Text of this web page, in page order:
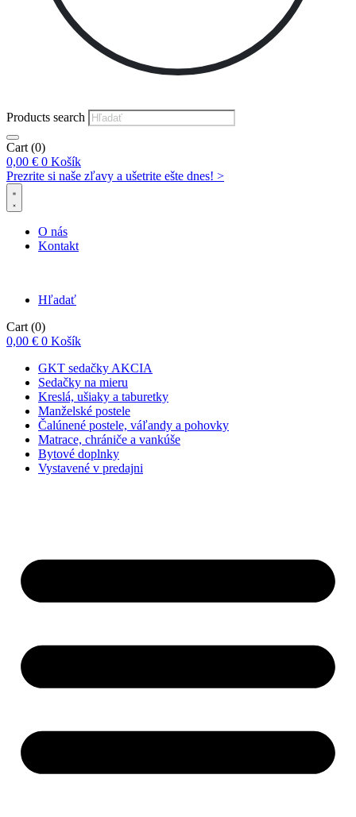
Products search
Cart (0)
0,00 € 0 Košík
Prezrite si naše zľavy a ušetrite ešte dnes! >​
O nás
Kontakt
Hľadať
Cart (0)
0,00 € 0 Košík
GKT sedačky AKCIA
Sedačky na mieru
Kreslá, ušiaky a taburetky
Manželské postele
Čalúnené postele, váľandy a pohovky
Matrace, chrániče a vankúše
Bytové doplnky
Vystavené v predajni